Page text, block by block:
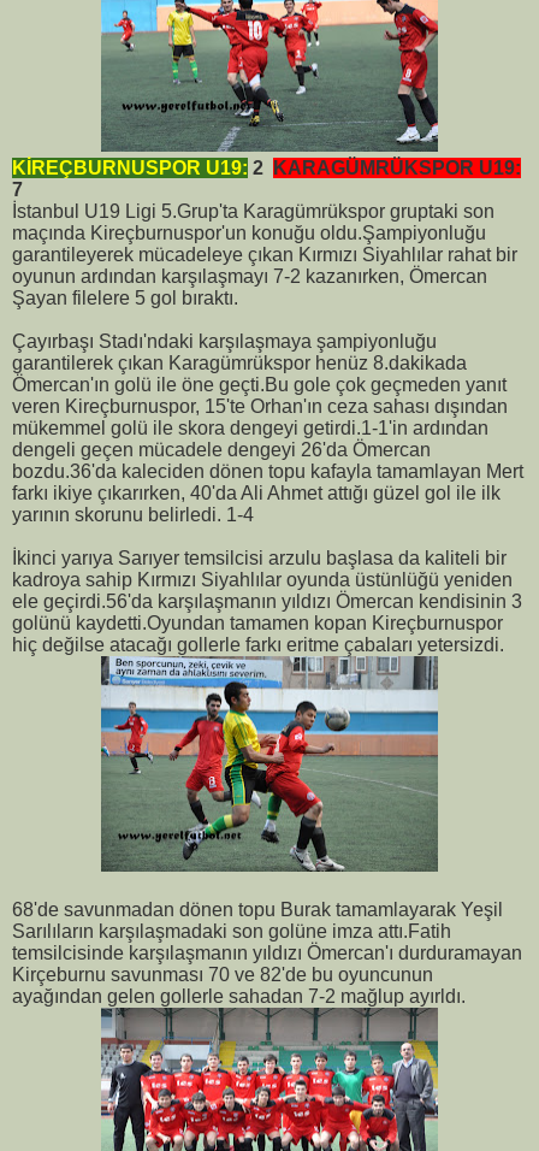
KİREÇBURNUSPOR U19: 2
KARAGÜMRÜKSPOR U19:
7
İstanbul U19 Ligi 5.Grup'ta Karagümrükspor gruptaki son
maçında Kireçburnuspor'un konuğu oldu.Şampiyonluğu
garantileyerek mücadeleye çıkan Kırmızı Siyahlılar rahat bir
oyunun ardından karşılaşmayı 7-2 kazanırken, Ömercan
Şayan filelere 5 gol bıraktı.
Çayırbaşı Stadı'ndaki karşılaşmaya şampiyonluğu
garantilerek çıkan Karagümrükspor henüz 8.dakikada
Ömercan'ın golü ile öne geçti.Bu gole çok geçmeden yanıt
veren Kireçburnuspor, 15'te Orhan'ın ceza sahası dışından
mükemmel golü ile skora dengeyi getirdi.1-1'in ardından
dengeli geçen mücadele dengeyi 26'da Ömercan
bozdu.36'da kaleciden dönen topu kafayla tamamlayan Mert
farkı ikiye çıkarırken, 40'da Ali Ahmet attığı güzel gol ile ilk
yarının skorunu belirledi. 1-4
İkinci yarıya Sarıyer temsilcisi arzulu başlasa da kaliteli bir
kadroya sahip Kırmızı Siyahlılar oyunda üstünlüğü yeniden
ele geçirdi.56'da karşılaşmanın yıldızı Ömercan kendisinin 3
golünü kaydetti.Oyundan tamamen kopan Kireçburnuspor
hiç değilse atacağı gollerle farkı eritme çabaları yetersizdi.
68'de savunmadan dönen topu Burak tamamlayarak Yeşil
Sarılıların karşılaşmadaki son golüne imza attı.Fatih
temsilcisinde karşılaşmanın yıldızı Ömercan'ı durduramayan
Kirçeburnu savunması 70 ve 82'de bu oyuncunun
ayağından gelen gollerle sahadan 7-2 mağlup ayırldı.